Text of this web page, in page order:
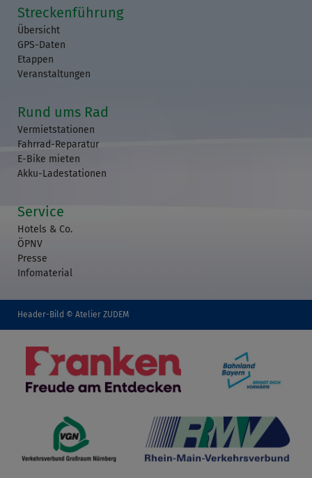
Streckenführung
Übersicht
GPS-Daten
Etappen
Veranstaltungen
Rund ums Rad
Vermietstationen
Fahrrad-Reparatur
E-Bike mieten
Akku-Ladestationen
Service
Hotels & Co.
ÖPNV
Presse
Infomaterial
Header-Bild © Atelier ZUDEM